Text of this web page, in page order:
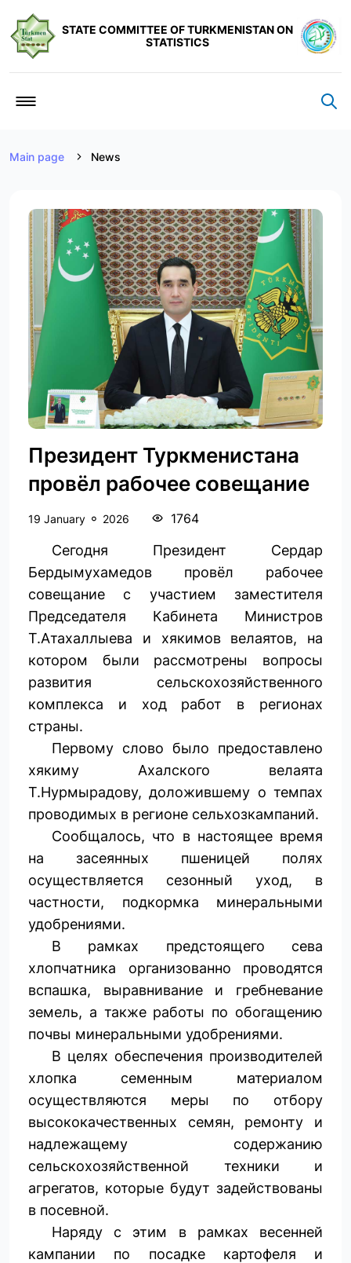
STATE COMMITTEE OF TURKMENISTAN ON
STATISTICS
Main page News
Президент Туркменистана
провёл рабочее совещание
19 January 2026 1764
Сегодня Президент Сердар
Бердымухамедов провёл рабочее
совещание с участием заместителя
Председателя Кабинета Министров
Т.Атахаллыева и хякимов велаятов, на
котором были рассмотрены вопросы
развития сельскохозяйственного
комплекса и ход работ в регионах
страны.
Первому слово было предоставлено
хякиму Ахалского велаята
Т.Нурмырадову, доложившему о темпах
проводимых в регионе сельхозкампаний.
Сообщалось, что в настоящее время
на засеянных пшеницей полях
осуществляется сезонный уход, в
частности, подкормка минеральными
удобрениями.
В рамках предстоящего сева
хлопчатника организованно проводятся
вспашка, выравнивание и гребневание
земель, а также работы по обогащению
почвы минеральными удобрениями.
В целях обеспечения производителей
хлопка семенным материалом
осуществляются меры по отбору
высококачественных семян, ремонту и
надлежащему содержанию
сельскохозяйственной техники и
агрегатов, которые будут задействованы
в посевной.
Наряду с этим в рамках весенней
кампании по посадке картофеля и